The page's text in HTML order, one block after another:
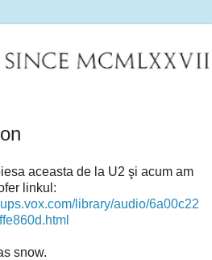
aceasta de la U2 şi acum am
linkul:
library/audio/6a00c22
snow.